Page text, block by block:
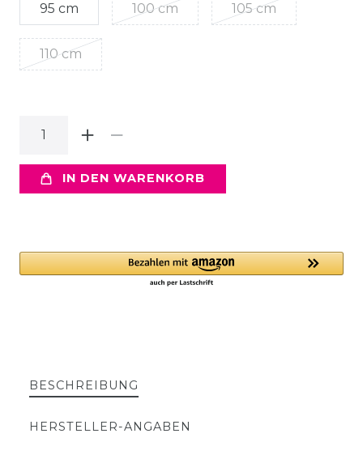
95 cm 100 cm 105 cm
110 cm
IN DEN WARENKORB
BESCHREIBUNG
HERSTELLER-ANGABEN